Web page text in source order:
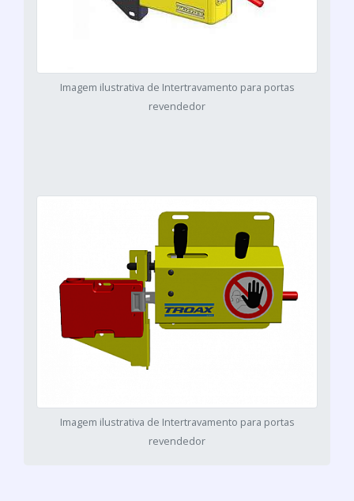
Imagem ilustrativa de Intertravamento para portas
revendedor
Imagem ilustrativa de Intertravamento para portas
revendedor